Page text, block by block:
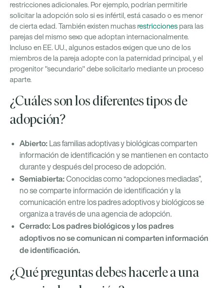
restricciones adicionales. Por ejemplo, podrían permitirle
solicitar la adopción solo si es infértil, está casado o es menor
de cierta edad. También existen muchasrestricciones para las
parejas del mismo sexo que adoptan internacionalmente.
Incluso en EE. UU., algunos estados exigen que uno de los
miembros de la pareja adopte con la paternidad principal, y el
progenitor "secundario" debe solicitarlo mediante un proceso
aparte.
¿Cuáles son los diferentes tipos de
adopción?
Abierto: Las familias adoptivas y biológicas comparten
información de identificación y se mantienen en contacto
durante y después del proceso de adopción.
Semiabierta: Conocidas como “adopciones mediadas”,
no se comparte información de identificación y la
comunicación entre los padres adoptivos y biológicos se
organiza a través de una agencia de adopción.
Cerrado: Los padres biológicos y los padres
adoptivos no se comunican ni comparten información
de identificación.
¿Qué preguntas debes hacerle a una